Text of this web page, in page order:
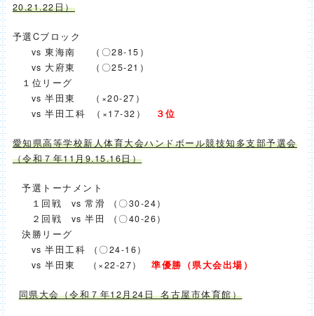
20.21.22日）
予選Cブロック
vs 東海南 （〇28-15）
vs 大府東 （〇25-21）
１位リーグ
vs 半田東 （×20-27）
vs 半田工科 （×17-32）
３位
愛知県高等学校新人体育大会ハンドボール競技知多支部予選会
（令和７年11月9.15.16日）
予選トーナメント
１回戦 vs 常滑 （〇30-24）
２回戦 vs 半田 （〇40-26）
決勝リーグ
vs 半田工科 （〇24-16）
vs 半田東 （×22-27）準優勝（県大会出場）
同県大会（令和７年12月24日 名古屋市体育館）